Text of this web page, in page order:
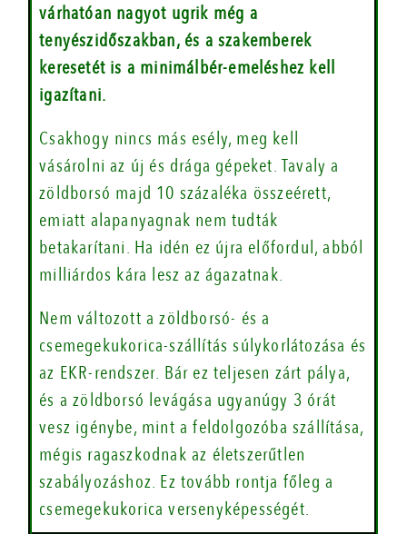
várhatóan nagyot ugrik még a
tenyészidőszakban, és a szakemberek
keresetét is a minimálbér-emeléshez kell
igazítani.
Csakhogy nincs más esély, meg kell
vásárolni az új és drága gépeket. Tavaly a
zöldborsó majd 10 százaléka összeérett,
emiatt alapanyagnak nem tudták
betakarítani. Ha idén ez újra előfordul, abból
milliárdos kára lesz az ágazatnak.
Nem változott a zöldborsó- és a
csemegekukorica-szállítás súlykorlátozása és
az EKR-rendszer. Bár ez teljesen zárt pálya,
és a zöldborsó levágása ugyanúgy 3 órát
vesz igénybe, mint a feldolgozóba szállítása,
mégis ragaszkodnak az életszerűtlen
szabályozáshoz. Ez tovább rontja főleg a
csemegekukorica versenyképességét.